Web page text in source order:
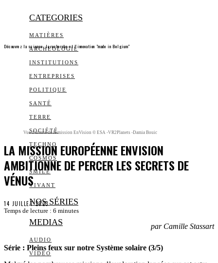
CATEGORIES
MATIÈRES
ARCHEOLOGIE
INSTITUTIONS
ENTREPRISES
POLITIQUE
SANTÉ
TERRE
SOCIÉTÉ
TECHNO
COSMOS
SMILE
VIVANT
NOS SÉRIES
MEDIAS
AUDIO
VIDÉO
Découvrez la science, la recherche et l’innovation "made in Belgium"
Vue d'artiste de la mission EnVision © ESA -VR2Planets -Damia Bouic
LA MISSION EUROPÉENNE ENVISION
AMBITIONNE DE PERCER LES SECRETS DE
VÉNUS
14 JUILLET 2023
Temps de lecture : 6 minutes
par Camille Stassart
Série : Pleins feux sur notre Système solaire (3/5)